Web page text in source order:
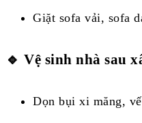
Giặt sofa vải, sofa
🔹 Vệ sinh nhà sau
Dọn bụi xi măng,